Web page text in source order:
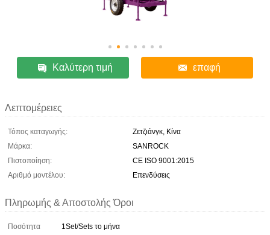
Καλύτερη τιμή επαφή
Λεπτομέρειες
Τόπος καταγωγής:
Ζετζιάνγκ, Κίνα
Μάρκα:
SANROCK
Πιστοποίηση:
CE ISO 9001:2015
Αριθμό μοντέλου:
Επενδύσεις
Πληρωμής & Αποστολής Όροι
Ποσότητα
1Set/Sets το μήνα